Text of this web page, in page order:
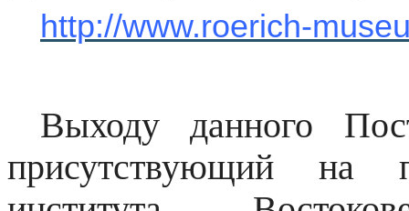
http://www.roerich-
Выходу данного
присутствующий на